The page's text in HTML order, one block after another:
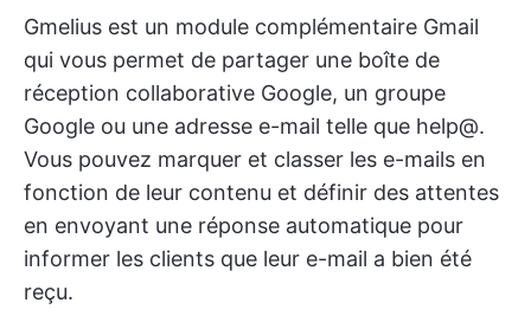
Gmelius est un module complémentaire Gmail
qui vous permet de partager une boîte de
réception collaborative Google, un groupe
Google ou une adresse e-mail telle que help@.
Vous pouvez marquer et classer les e-mails en
fonction de leur contenu et définir des attentes
en envoyant une réponse automatique pour
informer les clients que leur e-mail a bien été
reçu.